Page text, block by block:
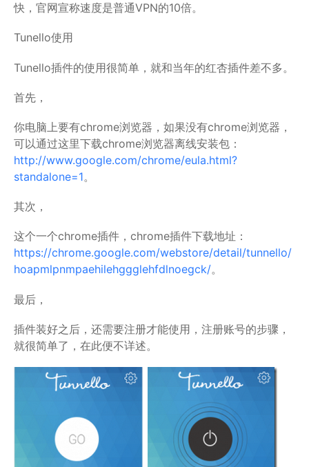
快，官网宣称速度是普通VPN的10倍。
Tunello使用
Tunello插件的使用很简单，就和当年的红杏插件差不多。
首先，
你电脑上要有chrome浏览器，如果没有chrome浏览器，
可以通过这里下载chrome浏览器离线安装包：
http://www.google.com/chrome/eula.html?
standalone=1。
其次，
这个一个chrome插件，chrome插件下载地址：
https://chrome.google.com/webstore/detail/tunnello/
hoapmlpnmpaehilehggglehfdlnoegck/。
最后，
插件装好之后，还需要注册才能使用，注册账号的步骤，
就很简单了，在此便不详述。